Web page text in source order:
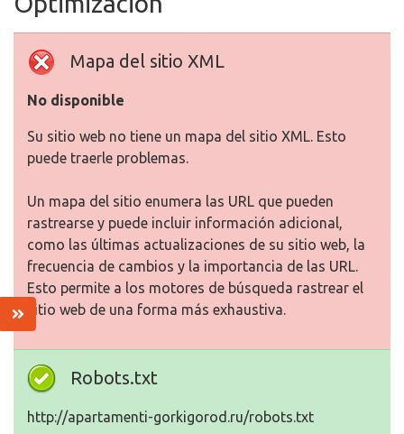
Mapa del sitio XML
No disponible
Su sitio web no tiene un mapa del sitio XML. Esto
puede traerle problemas.
Un mapa del sitio enumera las URL que pueden
rastrearse y puede incluir información adicional,
como las últimas actualizaciones de su sitio web, la
frecuencia de cambios y la importancia de las URL.
Esto permite a los motores de búsqueda rastrear el
sitio web de una forma más exhaustiva.
Robots.txt
http://apartamenti-gorkigorod.ru/robots.txt